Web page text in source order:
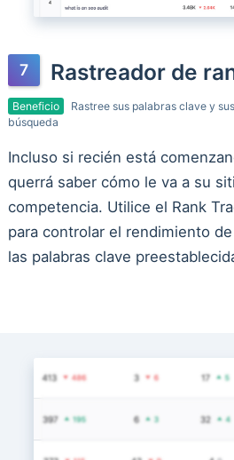
Rastreador de
Beneficio
Rastree sus palabras clave y
búsqueda
Incluso si recién está
querrá saber cómo le va a su
competencia. Utilice el Rank
para controlar el rendimiento
las palabras clave